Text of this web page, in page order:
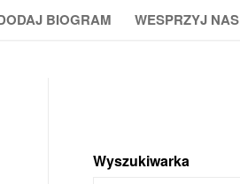
BIOGRAM WESPRZYJ NAS
Wyszukiwarka